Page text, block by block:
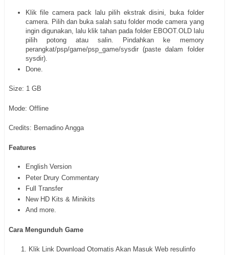
Klik file camera pack lalu pilih ekstrak disini, buka folder
camera. Pilih dan buka salah satu folder mode camera yang
ingin digunakan, lalu klik tahan pada folder EBOOT.OLD lalu
pilih potong atau salin. Pindahkan ke memory
perangkat/psp/game/psp_game/sysdir (paste dalam folder
sysdir).
Done.
Size: 1 GB
Mode: Offline
Credits: Bernadino Angga
Features
English Version
Peter Drury Commentary
Full Transfer
New HD Kits & Minikits
And more.
Cara Mengunduh Game
Klik Link Download Otomatis Akan Masuk Web resulinfo